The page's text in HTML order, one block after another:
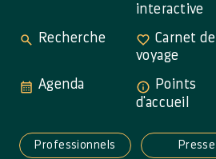
interactive
Recherche
Carnet de
voyage
Agenda
Points
d'accueil
Professionnels Presse